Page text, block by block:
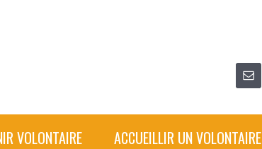
VOLONTAIRE ACCUEILLIR UN VOLONTAIRE